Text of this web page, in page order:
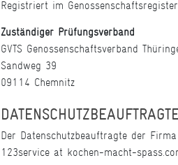
Registriert im
Zuständiger Prüfungsverband
GVTS Genossenschaftsverband
Sandweg 39
09114 Chemnitz
Der Datenschutzbeauftragte der
123service at kochen-macht-